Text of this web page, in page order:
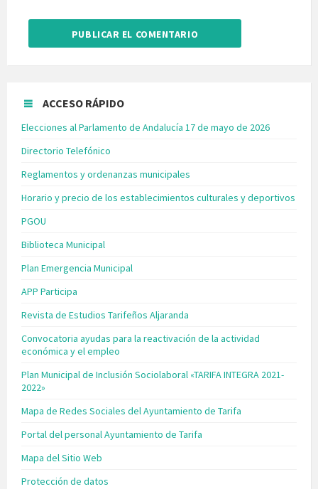
ACCESO RÁPIDO
Elecciones al Parlamento de Andalucía 17 de mayo de 2026
Directorio Telefónico
Reglamentos y ordenanzas municipales
Horario y precio de los establecimientos culturales y deportivos
PGOU
Biblioteca Municipal
Plan Emergencia Municipal
APP Participa
Revista de Estudios Tarifeños Aljaranda
Convocatoria ayudas para la reactivación de la actividad
económica y el empleo
Plan Municipal de Inclusión Sociolaboral «TARIFA INTEGRA 2021-
2022»
Mapa de Redes Sociales del Ayuntamiento de Tarifa
Portal del personal Ayuntamiento de Tarifa
Mapa del Sitio Web
Protección de datos